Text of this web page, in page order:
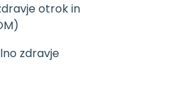
otrok in
zdravje